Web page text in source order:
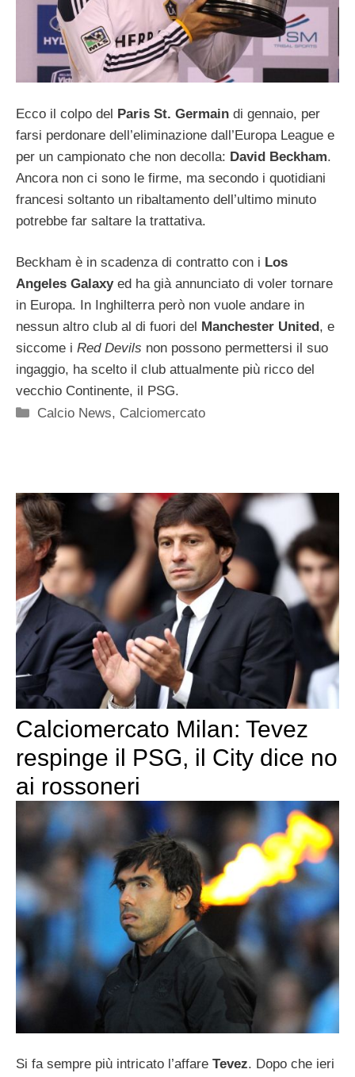
Ecco il colpo del Paris St. Germain di gennaio, per
farsi perdonare dell’eliminazione dall’Europa League e
per un campionato che non decolla: David Beckham.
Ancora non ci sono le firme, ma secondo i quotidiani
francesi soltanto un ribaltamento dell’ultimo minuto
potrebbe far saltare la trattativa.
Beckham è in scadenza di contratto con i Los
Angeles Galaxyed ha già annunciato di voler tornare
in Europa. In Inghilterra però non vuole andare in
nessun altro club al di fuori del Manchester United, e
siccome i Red Devils non possono permettersi il suo
ingaggio, ha scelto il club attualmente più ricco del
vecchio Continente, il PSG.
Categorie
Calcio News, Calciomercato
Calciomercato Milan: Tevez
respinge il PSG, il City dice no
ai rossoneri
Si fa sempre più intricato l’affare Tevez. Dopo che ieri